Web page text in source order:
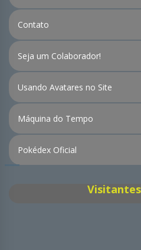
Contato
Seja um Colaborador!
Usando Avatares no Site
Máquina do Tempo
Pokédex Oficial